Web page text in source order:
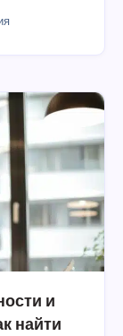
и
найти